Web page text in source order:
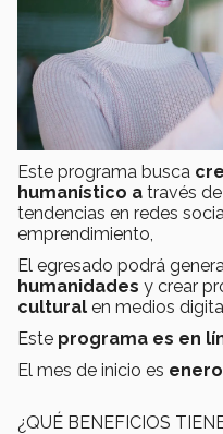
Este programa busca
humanístico a través de
tendencias en redes
emprendimiento,
El egresado podrá
humanidades y crear
cultural en medios
Este programa es en
El mes de inicio es enero
¿QUÉ BENEFICIOS